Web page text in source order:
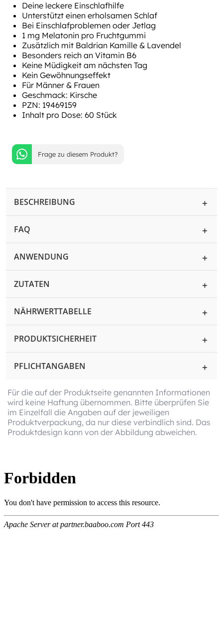
Deine leckere Einschlafhilfe
Unterstützt einen erholsamen Schlaf
Bei Einschlafproblemen oder Jetlag
1 mg Melatonin pro Fruchtgummi
Zusätzlich mit Baldrian Kamille & Lavendel
Besonders reich an Vitamin B6
Keine Müdigkeit am nächsten Tag
Kein Gewöhnungseffekt
Für Männer & Frauen
Geschmack: Kirsche
PZN: 19469159
Inhalt pro Dose: 60 Stück
Frage zu diesem Produkt?
BESCHREIBUNG
FAQ
ANWENDUNG
ZUTATEN
NÄHRWERTTABELLE
PRODUKTSICHERHEIT
PFLICHTANGABEN
Für die auf der Produktseite genannten Informationen
wird keine Haftung übernommen. Bitte überprüfen Sie
im Einzelfall die Angaben auf der jeweiligen
Produktverpackung, da nur diese verbindlich sind. Das
Produktdesign kann von der Abbildung abweichen.